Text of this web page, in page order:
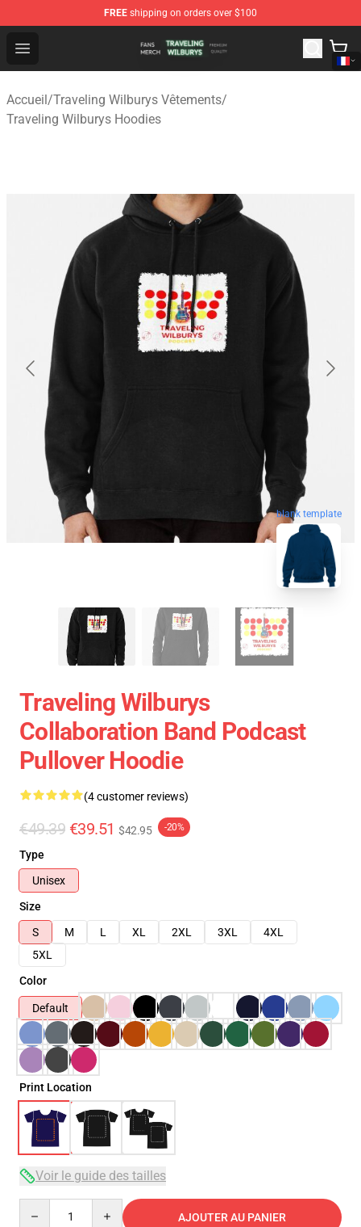
FREE shipping on orders over $100
Open menu
Traveling Wilburys Shop - Official Traveling Wilburys
Accueil/Traveling Wilburys Vêtements/
Traveling Wilburys Hoodies
blank template
Traveling Wilburys
Collaboration Band Podcast
Pullover Hoodie
(4 customer reviews)
€49.39 €39.51 $42.95 -20%
Type
Unisex
Size
S
M L XL 2XL 3XL
4XL
5XL
Color
Default
Print Location
Voir le guide des tailles
AJOUTER AU PANIER